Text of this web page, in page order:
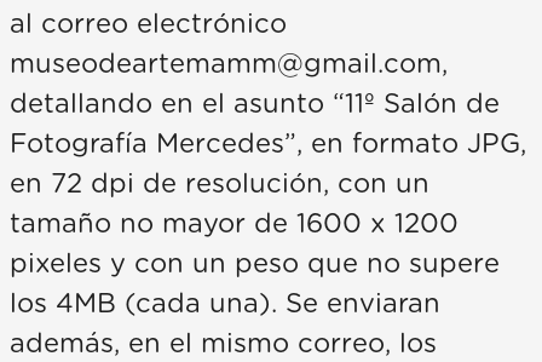
al correo electrónico
museodeartemamm@gmail.com,
detallando en el asunto “11º Salón de
Fotografía Mercedes”, en formato JPG,
en 72 dpi de resolución, con un
tamaño no mayor de 1600 x 1200
pixeles y con un peso que no supere
los 4MB (cada una). Se enviaran
además, en el mismo correo, los